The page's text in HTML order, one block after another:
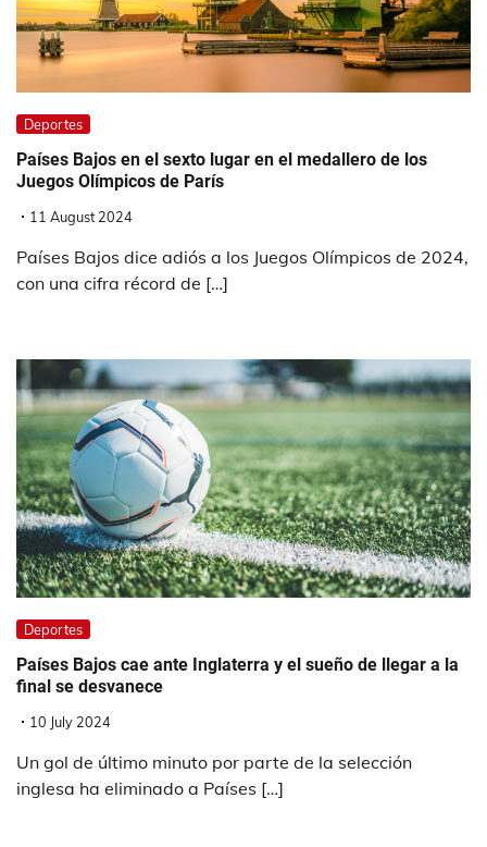
Deportes
Países Bajos en el sexto lugar en el medallero de los
Juegos Olímpicos de París
11 August 2024
Países Bajos dice adiós a los Juegos Olímpicos de 2024,
con una cifra récord de […]
Deportes
Países Bajos cae ante Inglaterra y el sueño de llegar a la
final se desvanece
10 July 2024
Un gol de último minuto por parte de la selección
inglesa ha eliminado a Países […]